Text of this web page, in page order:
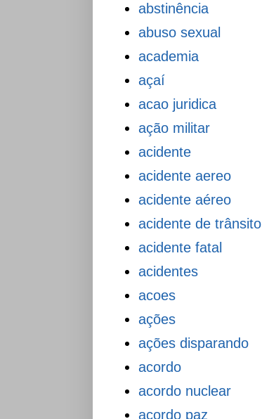
abstinência
abuso sexual
academia
açaí
acao juridica
ação militar
acidente
acidente aereo
acidente aéreo
acidente de trânsito
acidente fatal
acidentes
acoes
ações
ações disparando
acordo
acordo nuclear
acordo paz